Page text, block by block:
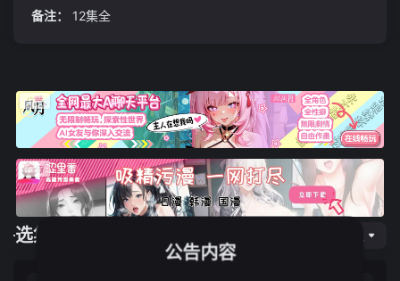
备注：
12集全
选集播放
公告内容